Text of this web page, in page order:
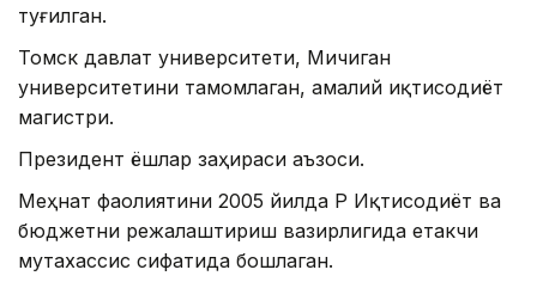
туғилган.
Томск давлат университети, Мичиган
университетини тамомлаган, амалий иқтисодиёт
магистри.
Президент ёшлар заҳираси аъзоси.
Меҳнат фаолиятини 2005 йилда ҚР Иқтисодиёт ва
бюджетни режалаштириш вазирлигида етакчи
мутахассис сифатида бошлаган.